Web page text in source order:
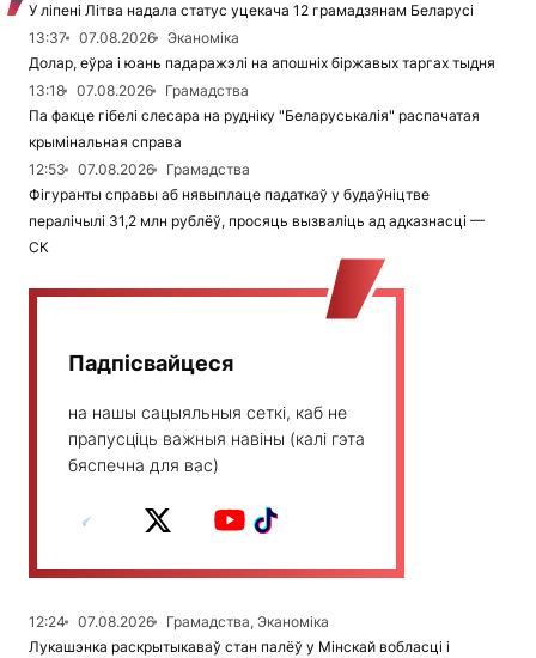
У ліпені Літва надала статус уцекача 12 грамадзянам Беларусі
13:37
07.08.2026
Эканоміка
Долар, еўра і юань падаражэлі на апошніх біржавых таргах тыдня
13:18
07.08.2026
Грамадства
Па факце гібелі слесара на рудніку "Беларуськалія" распачатая
крымінальная справа
12:53
07.08.2026
Грамадства
Фігуранты справы аб нявыплаце падаткаў у будаўніцтве
пералічылі 31,2 млн рублёў, просяць вызваліць ад адказнасці —
СК
Падпісвайцеся
на нашы сацыяльныя сеткі, каб не
прапусціць важныя навіны (калі гэта
бяспечна для вас)
12:24 07.08.2026
Грамадства, Эканоміка
Лукашэнка раскрытыкаваў стан палёў у Мінскай вобласці і